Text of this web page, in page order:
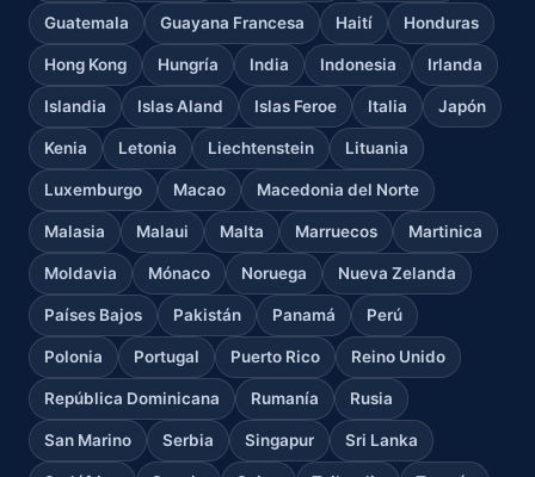
Guatemala Guayana Francesa Haití Honduras
Hong Kong Hungría India Indonesia Irlanda
Islandia Islas Aland Islas Feroe Italia Japón
Kenia Letonia Liechtenstein Lituania
Luxemburgo Macao Macedonia del Norte
Malasia Malaui Malta Marruecos Martinica
Moldavia Mónaco Noruega Nueva Zelanda
Países Bajos Pakistán Panamá Perú
Polonia Portugal Puerto Rico Reino Unido
República Dominicana Rumanía Rusia
San Marino Serbia Singapur Sri Lanka